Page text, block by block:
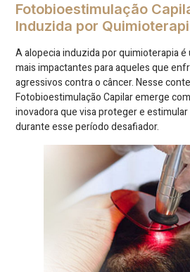
Fotobioestimulação
Induzida por
A alopecia induzida por quimioterapia
mais impactantes para aqueles que
agressivos contra o câncer. Nesse
Fotobioestimulação Capilar emerge
inovadora que visa proteger e
durante esse período desafiador.